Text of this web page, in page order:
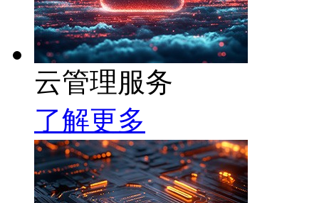
云管理服务
了解更多